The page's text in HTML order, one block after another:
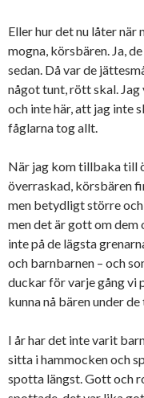
Eller hur det nu låter
mogna, körsbären. Ja,
sedan. Då var de
något tunt, rött skal.
och inte här, att jag inte
fåglarna tog allt.
När jag kom tillbaka till
överraskad, körsbären
men betydligt större och
men det är gott om dem
inte på de lägsta
och barnbarnen – och
duckar för varje gång vi
kunna nå bären under
I år har det inte varit
sitta i hammocken och
spotta längst. Gott och